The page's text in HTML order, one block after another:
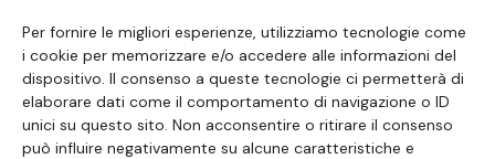
Per fornire le migliori esperienze, utilizziamo tecnologie come
i cookie per memorizzare e/o accedere alle informazioni del
dispositivo. Il consenso a queste tecnologie ci permetterà di
elaborare dati come il comportamento di navigazione o ID
unici su questo sito. Non acconsentire o ritirare il consenso
può influire negativamente su alcune caratteristiche e
SEGUICI SUI SOCIAL